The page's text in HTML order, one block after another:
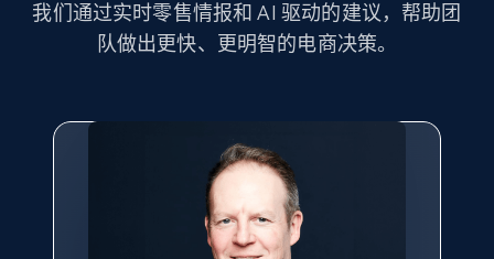
URL, Product id, Title, Seller name, Seller rating,
Seller reviews, Breadcrumbs, Root category, and
eBay - Gather data on products using
我们通过实时零售情报和 AI 驱动的建议，帮助团
队做出更快、更明智的电商决策。